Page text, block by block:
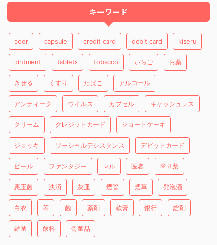
キーワード
beer capsule credit card debit card kiseru
ointment tablets tobacco いちご お薬
きせる くすり たばこ アルコール
アンティーク ウイルス カプセル キャッシュレス
クリーム クレジットカード ショートケーキ
ジョッキ ソーシャルデシスタンス デビットカード
ビール ファンタジー マル 医者 塗り薬
悪玉菌 決済 灰皿 煙管 煙草 発泡酒
白衣 苺 菌 薬剤 軟膏 銀行 錠剤
雑菌 飲料 骨董品